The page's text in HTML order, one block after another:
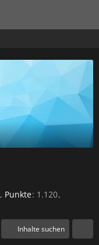
Punkte 1.120
Inhalte suchen